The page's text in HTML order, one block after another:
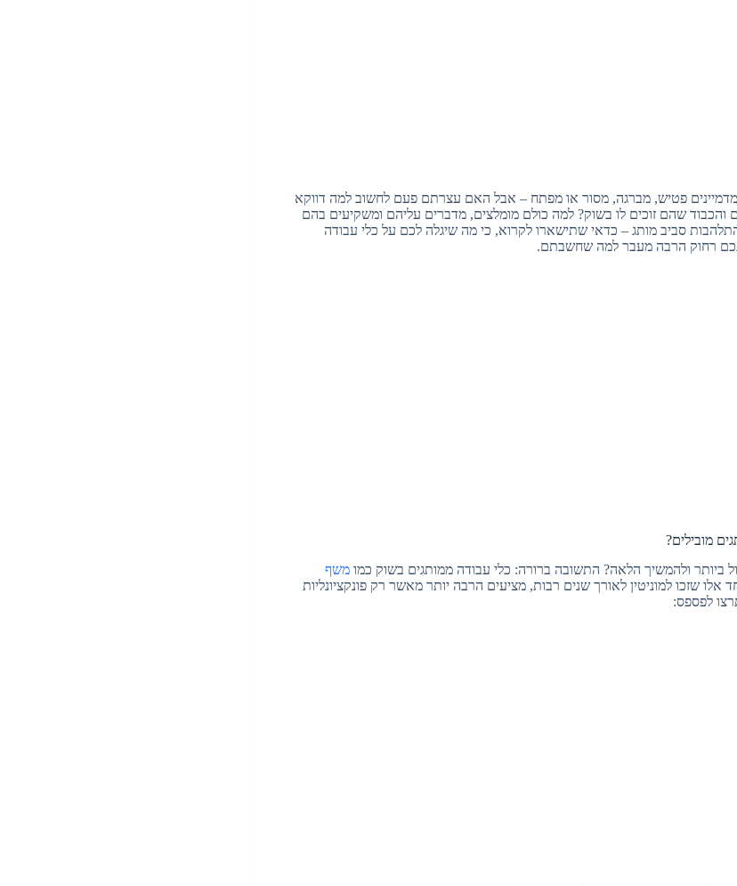
מדמיינים פטיש, מברגה, מסור או מפתח – אבל האם עצרתם פעם לחשוב למה דווקא
שהם זוכים לו בשוק? למה כולם מומלצים, מדברים עליהם ומשקיעים בהם
סביב מותג – כדאי שתישארו לקרוא, כי מה שיגלה לכם על כלי עבודה
רחוק הרבה מעבר למה שחשבתם.
מובילים?
ביותר ולהמשיך הלאה? התשובה ברורה: כלי עבודה ממותגים בשוק כמו משף
אלו שזכו למוניטין לאורך שנים רבות, מציעים הרבה יותר מאשר רק פונקציונליות
לפספס: